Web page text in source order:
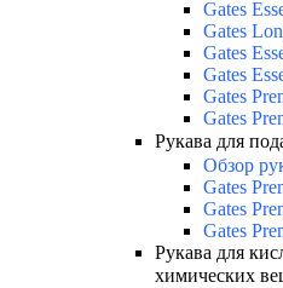
Gates
Gates
Gates
Gates
Gates
Gates
Рукава для
Обзор
Gates
Gates
Gates
Рукава для
химических